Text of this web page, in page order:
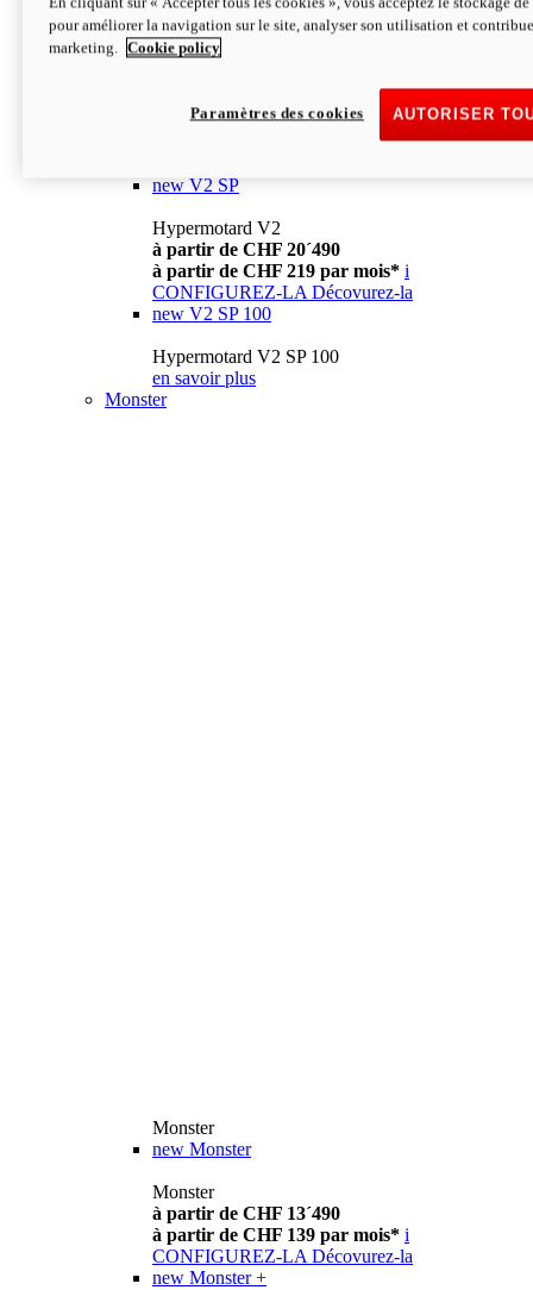
à partir de CHF 13´990 i
CONFIGUREZ-LA Décovurez-la
newV2
à partir de CHF 15´990
à partir de CHF 169 par mois* i
new V2 SP
Hypermotard V2
à partir de CHF 20´490
à partir de CHF 219 par mois* i
CONFIGUREZ-LA Décovurez-la
new V2 SP 100
Hypermotard V2 SP 100
en savoir plus
Monster
Monster
new Monster
Monster
à partir de CHF 13´490
à partir de CHF 139 par mois* i
CONFIGUREZ-LA Décovurez-la
new Monster +
pour améliorer la navigation sur le site, analyser son utilisation et
marketing.
Cookie policy
AUTORISER
Paramètres des cookies